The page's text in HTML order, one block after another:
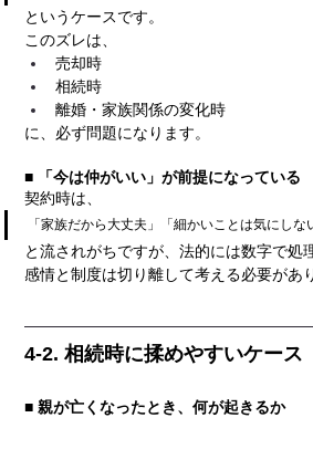
というケースです。
このズレは、
売却時
相続時
離婚・家族関係の変化時
に、必ず問題になります。
■ 「今は仲がいい」が前提になっている
契約時は、
「家族だから大丈夫」「細かいことは気にしな
と流されがちですが、法的には数字で処
感情と制度は切り離して考える必要があ
4-2. 相続時に揉めやすいケース
■ 親が亡くなったとき、何が起きるか